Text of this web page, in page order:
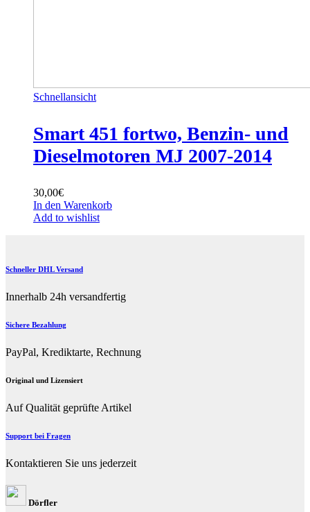
Schnellansicht
Smart 451 fortwo, Benzin- und
Dieselmotoren MJ 2007-2014
30,00€
In den Warenkorb
Add to wishlist
Schneller DHL Versand
Innerhalb 24h versandfertig
Sichere Bezahlung
PayPal, Krediktarte, Rechnung
Original und Lizensiert
Auf Qualität geprüfte Artikel
Support bei Fragen
Kontaktieren Sie uns jederzeit
Dörfler